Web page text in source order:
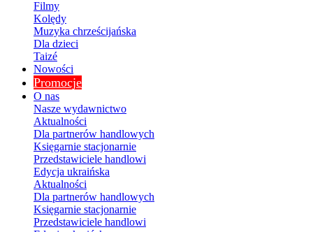
Filmy
Kolędy
Muzyka chrześcijańska
Dla dzieci
Taizé
Nowości
Promocje
O nas
Nasze wydawnictwo
Aktualności
Dla partnerów handlowych
Księgarnie stacjonarnie
Przedstawiciele handlowi
Edycja ukraińska
Aktualności
Dla partnerów handlowych
Księgarnie stacjonarnie
Przedstawiciele handlowi